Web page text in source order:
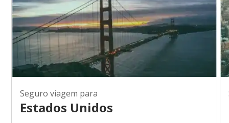
Seguro viagem para
Estados Unidos